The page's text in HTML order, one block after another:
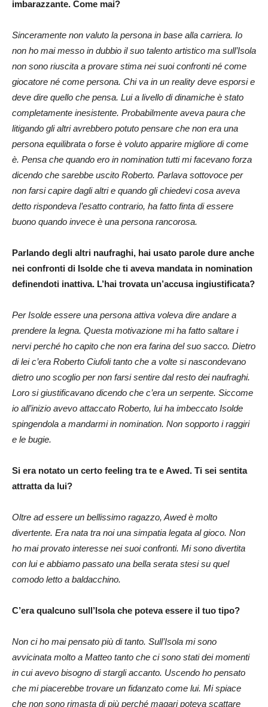
imbarazzante. Come mai?
Sinceramente non valuto la persona in base alla carriera. Io
non ho mai messo in dubbio il suo talento artistico ma sull’Isola
non sono riuscita a provare stima nei suoi confronti né come
giocatore né come persona. Chi va in un reality deve esporsi e
deve dire quello che pensa. Lui a livello di dinamiche è stato
completamente inesistente. Probabilmente aveva paura che
litigando gli altri avrebbero potuto pensare che non era una
persona equilibrata o forse è voluto apparire migliore di come
è. Pensa che quando ero in nomination tutti mi facevano forza
dicendo che sarebbe uscito Roberto. Parlava sottovoce per
non farsi capire dagli altri e quando gli chiedevi cosa aveva
detto rispondeva l’esatto contrario, ha fatto finta di essere
buono quando invece è una persona rancorosa.
Parlando degli altri naufraghi, hai usato parole dure anche
nei confronti di Isolde che ti aveva mandata in nomination
definendoti inattiva. L’hai trovata un’accusa ingiustificata?
Per Isolde essere una persona attiva voleva dire andare a
prendere la legna. Questa motivazione mi ha fatto saltare i
nervi perché ho capito che non era farina del suo sacco. Dietro
di lei c’era Roberto Ciufoli tanto che a volte si nascondevano
dietro uno scoglio per non farsi sentire dal resto dei naufraghi.
Loro si giustificavano dicendo che c’era un serpente. Siccome
io all’inizio avevo attaccato Roberto, lui ha imbeccato Isolde
spingendola a mandarmi in nomination. Non sopporto i raggiri
e le bugie.
Si era notato un certo feeling tra te e Awed. Ti sei sentita
attratta da lui?
Oltre ad essere un bellissimo ragazzo, Awed è molto
divertente. Era nata tra noi una simpatia legata al gioco. Non
ho mai provato interesse nei suoi confronti. Mi sono divertita
con lui e abbiamo passato una bella serata stesi su quel
comodo letto a baldacchino.
C’era qualcuno sull’Isola che poteva essere il tuo tipo?
Non ci ho mai pensato più di tanto. Sull’Isola mi sono
avvicinata molto a Matteo tanto che ci sono stati dei momenti
in cui avevo bisogno di stargli accanto. Uscendo ho pensato
che mi piacerebbe trovare un fidanzato come lui. Mi spiace
che non sono rimasta di più perché magari poteva scattare